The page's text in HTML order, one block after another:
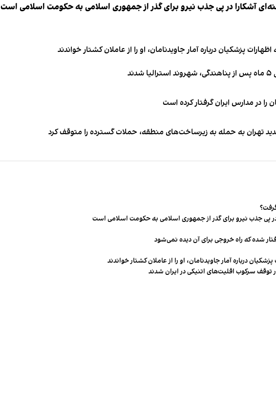
آشکارا در پی جذب نیرو برای گذر از جمهوری اسلامی به حکومت اسلامی است
پزشکیان درباره آمار جاویدنامان، او را از عاملان کشتار خواندند
را در مدارس ایران گرفتار کرده است
تهران به حمله به زیرساخت‌های منطقه، حملات گسترده را متوقف کرد
پی جذب نیرو برای گذر از جمهوری اسلامی به حکومت اسلامی است
شده که راه خروجی برای آن دیده نمی‌شود
درباره آمار جاویدنامان، او را از عاملان کشتار خواندند
سرکوب اقلیت‌های اتنیکی در ایران شدند